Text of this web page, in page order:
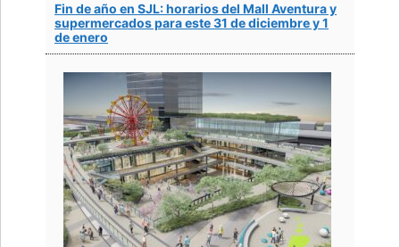
Fin de año en SJL: horarios del Mall Aventura y
supermercados para este 31 de diciembre y 1
de enero